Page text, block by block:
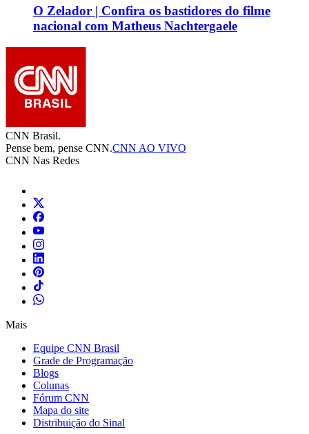
O Zelador | Confira os bastidores do filme
nacional com Matheus Nachtergaele
CNN Brasil.
Pense bem, pense CNN.CNN AO VIVO
CNN Nas Redes
Mais
Equipe CNN Brasil
Grade de Programação
Blogs
Colunas
Fórum CNN
Mapa do site
Distribuição do Sinal